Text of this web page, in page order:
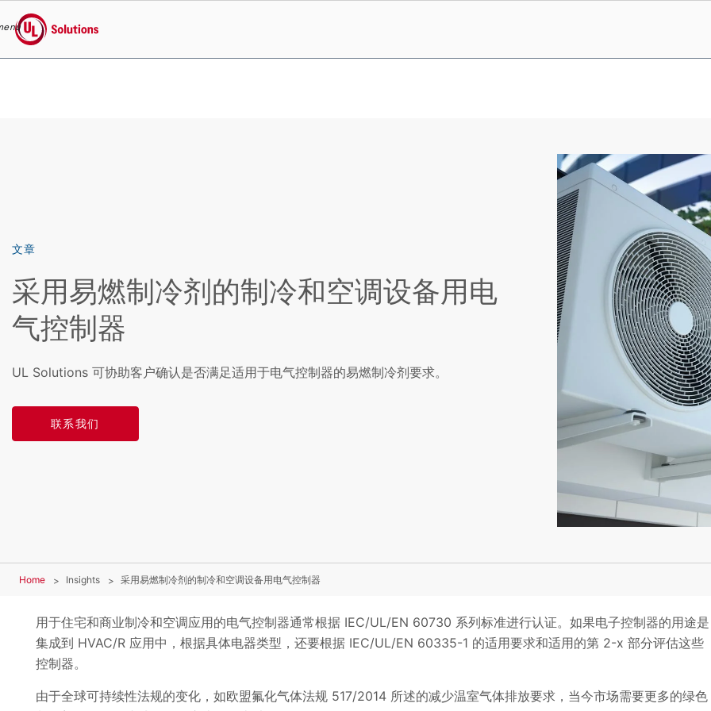
UL Solutions
文章
采用易燃制冷剂的制冷和空调设备用电
气控制器
UL Solutions 可协助客户确认是否满足适用于电气控制器的易燃制冷剂要求。
联系我们
Home Insights 采用易燃制冷剂的制冷和空调设备用电气控制器
用于住宅和商业制冷和空调应用的电气控制器通常根据 IEC/UL/EN 60730 系列标准进行认证。如果电子控制器的用途是
集成到 HVAC/R 应用中，根据具体电器类型，还要根据 IEC/UL/EN 60335-1 的适用要求和适用的第 2-x 部分评估这些
控制器。
由于全球可持续性法规的变化，如欧盟氟化气体法规 517/2014 所述的减少温室气体排放要求，当今市场需要更多的绿色